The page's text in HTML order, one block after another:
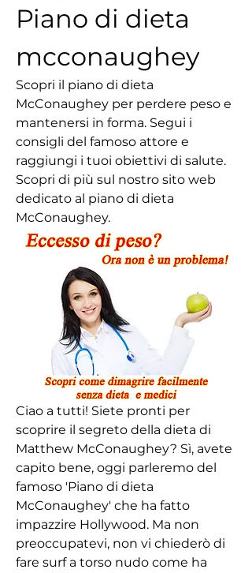
Piano di dieta
mcconaughey
Scopri il piano di dieta
McConaughey per perdere peso e
mantenersi in forma. Segui i
consigli del famoso attore e
raggiungi i tuoi obiettivi di salute.
Scopri di più sul nostro sito web
dedicato al piano di dieta
McConaughey.
Ciao a tutti! Siete pronti per
scoprire il segreto della dieta di
Matthew McConaughey? Sì, avete
capito bene, oggi parleremo del
famoso 'Piano di dieta
McConaughey' che ha fatto
impazzire Hollywood. Ma non
preoccupatevi, non vi chiederò di
fare surf a torso nudo come ha